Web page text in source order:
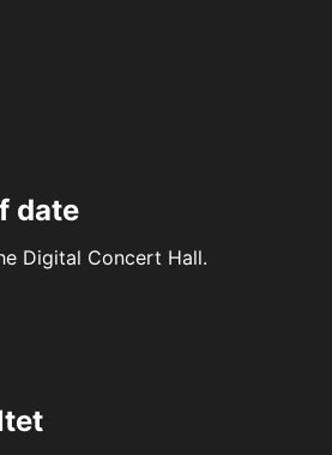
date
Digital Concert Hall.